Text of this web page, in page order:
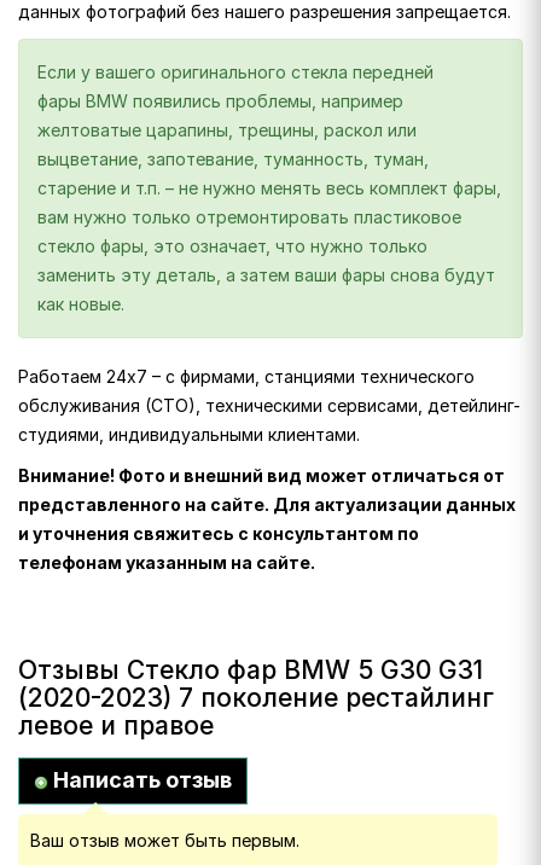
данных фотографий без нашего разрешения запрещается.
Если у вашего оригинального стекла передней
фары BMW появились проблемы, например
желтоватые царапины, трещины, раскол или
выцветание, запотевание, туманность, туман,
старение и т.п. – не нужно менять весь комплект фары,
вам нужно только отремонтировать пластиковое
стекло фары, это означает, что нужно только
заменить эту деталь, а затем ваши фары снова будут
как новые.
Работаем 24х7 – с фирмами, станциями технического
обслуживания (СТО), техническими сервисами, детейлинг-
студиями, индивидуальными клиентами.
Внимание! Фото и внешний вид может отличаться от
представленного на сайте. Для актуализации данных
и уточнения свяжитесь с консультантом по
телефонам указанным на сайте.
Отзывы Стекло фар BMW 5 G30 G31
(2020-2023) 7 поколение рестайлинг
левое и правое
Написать отзыв
Ваш отзыв может быть первым.